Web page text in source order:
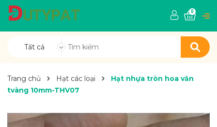
Tất cả
0
Trang chủ Hạt các loại
Hạt nhựa tròn hoa văn
tvàng 10mm-THV07